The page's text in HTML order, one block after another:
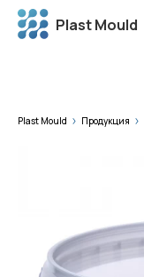
Plast Mould
Plast Mould Продукция